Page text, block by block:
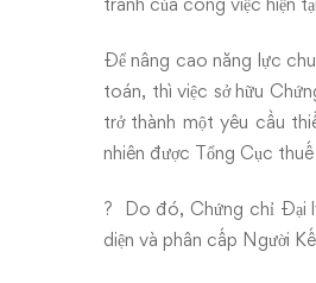
cao
trong
ngành
Kế
toán
Để nâng cao năng lực
toán, thì việc sở hữu
trở thành một yêu cầu
nhiên được Tổng Cục
? Do đó, Chứng chỉ Đại
diện và phân cấp Người